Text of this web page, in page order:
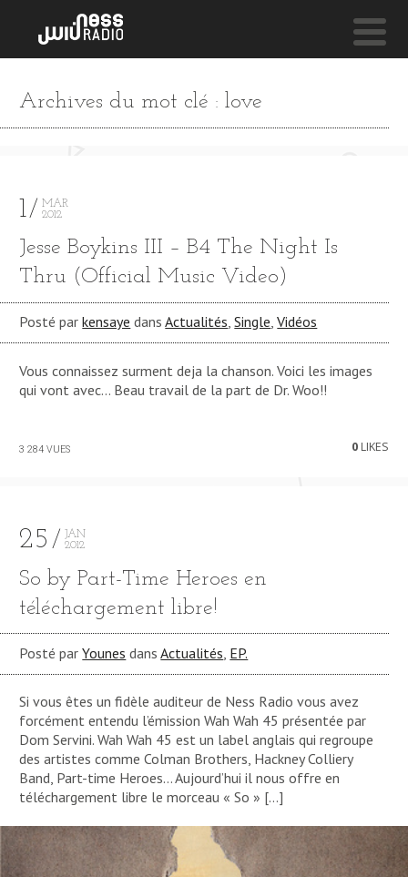
ONE FOR YOU **** THIS ONE FOR YOU ****
NESS LIVE !
Archives du mot clé : love
1
MAR
2012
Jesse Boykins III – B4 The Night Is
Thru (Official Music Video)
Posté parkensaye dansActualités,Single,Vidéos
Vous connaissez surment deja la chanson. Voici les images
qui vont avec… Beau travail de la part de Dr. Woo!!
3 284 VUES 0LIKES
25
JAN
2012
So by Part-Time Heroes en
téléchargement libre!
Posté parYounes dansActualités EP.
Si vous êtes un fidèle auditeur de Ness Radio vous avez
forcément entendu l’émission Wah Wah 45 présentée par
Dom Servini. Wah Wah 45 est un label anglais qui regroupe
des artistes comme Colman Brothers, Hackney Colliery
Band, Part-time Heroes… Aujourd’hui il nous offre en
téléchargement libre le morceau « So » […]